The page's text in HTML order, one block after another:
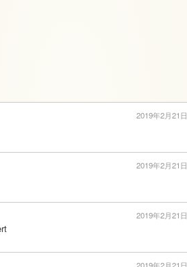
2019年2月21日
2019年2月21日
2019年2月21日